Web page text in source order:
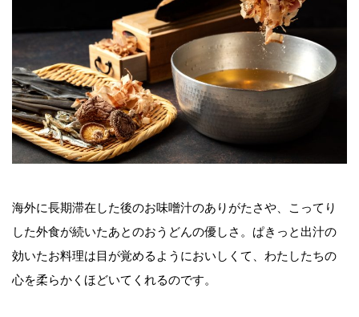
海外に長期滞在した後のお味噌汁のありがたさや、こってり
した外食が続いたあとのおうどんの優しさ。ぱきっと出汁の
効いたお料理は目が覚めるようにおいしくて、わたしたちの
心を柔らかくほどいてくれるのです。